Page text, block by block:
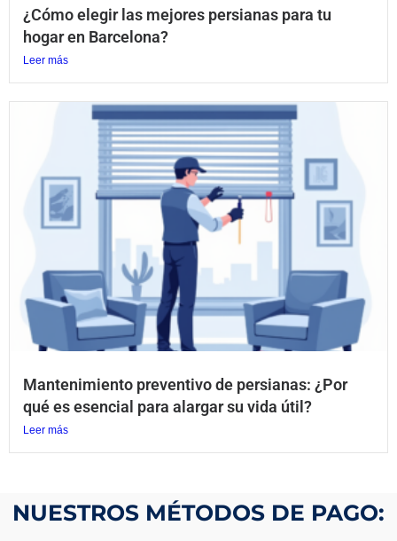
¿Cómo elegir las mejores persianas para tu
hogar en Barcelona?
Leer más
Mantenimiento preventivo de persianas: ¿Por
qué es esencial para alargar su vida útil?
Leer más
NUESTROS MÉTODOS DE PAGO: